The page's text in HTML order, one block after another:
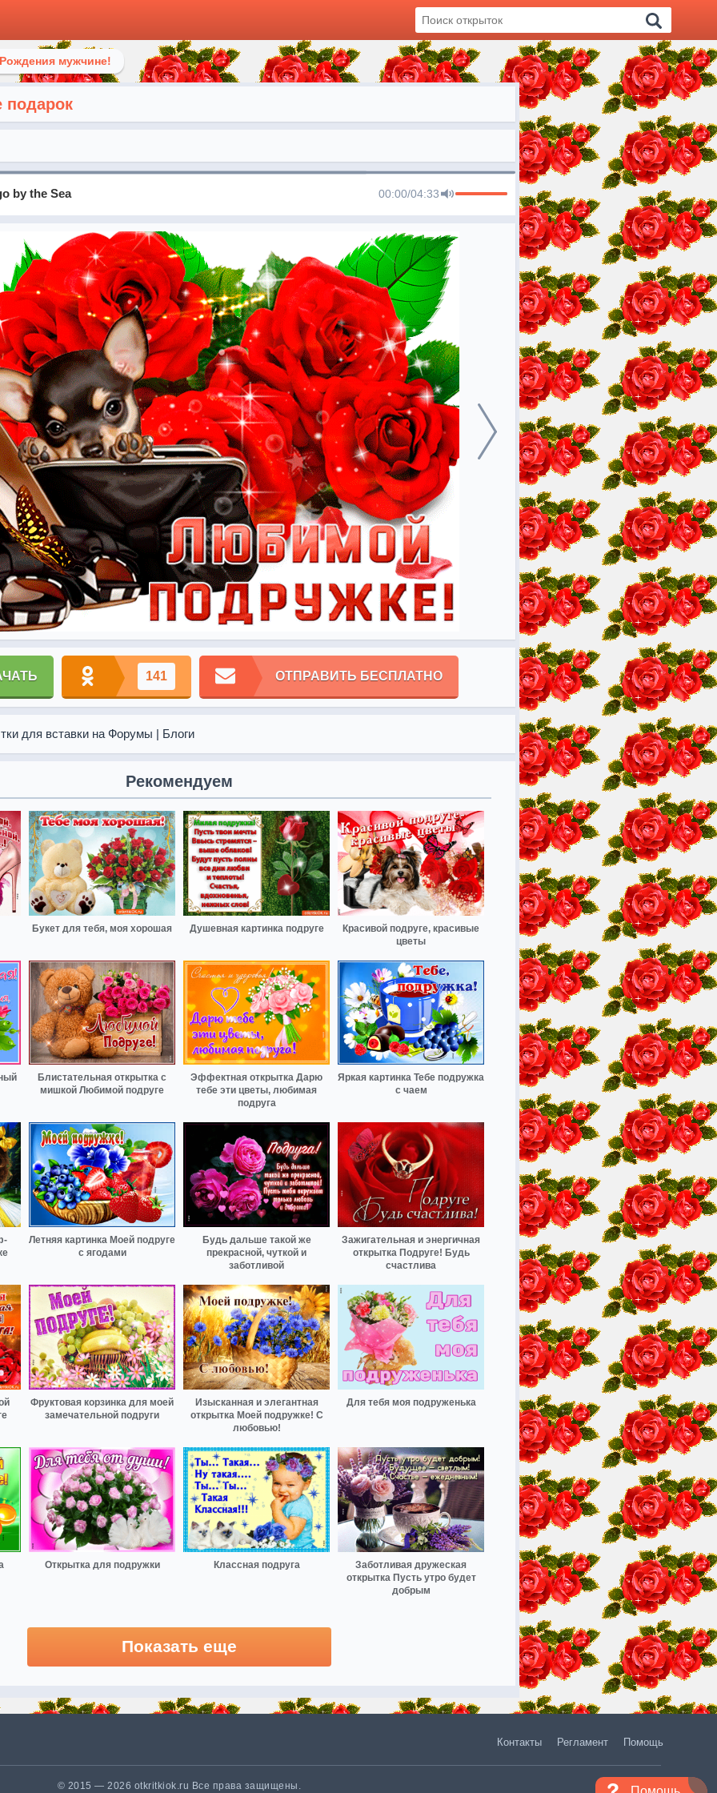
мужчине!
подарок
by the Sea 00:00/04:33
141 ОТПРАВИТЬ БЕСПЛАТНО
для вставки на Форумы | Блоги
Рекомендуем
Букет для тебя, моя хорошая Душевная картинка подруге
Красивой подруге, красивые
цветы
Блистательная открытка с
мишкой Любимой подруге
Эффектная открытка Дарю
тебе эти цветы, любимая
подруга
Яркая картинка Тебе подружка
с чаем
Летняя картинка Моей подруге
с ягодами
Будь дальше такой же
прекрасной, чуткой и
заботливой
Зажигательная и энергичная
открытка Подруге! Будь
счастлива
Фруктовая корзинка для моей
замечательной подруги
Изысканная и элегантная
открытка Моей подружке! С
любовью!
Для тебя моя подруженька
Открытка для подружки Классная подруга
Заботливая дружеская
открытка Пусть утро будет
добрым
Показать еще
Контакты Регламент Помощь
© 2015 — 2026 otkritkiok.ru Все права защищены.